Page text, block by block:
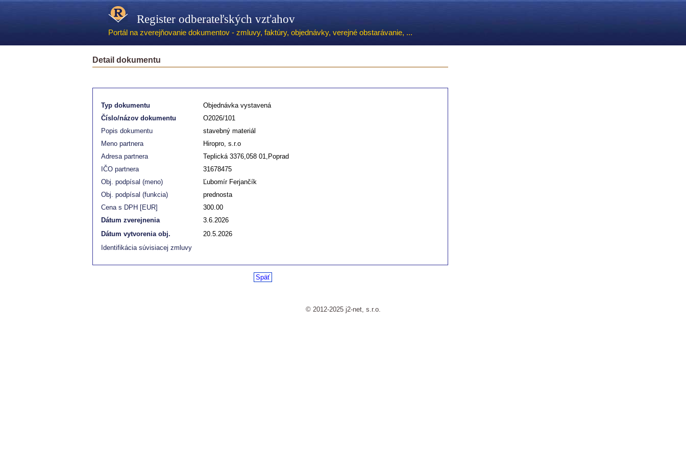
Register odberateľských vzťahov
Portál na zverejňovanie dokumentov - zmluvy, faktúry, objednávky, verejné obstarávanie, ...
Detail dokumentu
Typ dokumentu
Objednávka vystavená
Číslo/názov dokumentu
O2026/101
Popis dokumentu
stavebný materiál
Meno partnera
Hiropro, s.r.o
Adresa partnera
Teplická 3376,058 01,Poprad
IČO partnera
31678475
Obj. podpísal (meno)
Ľubomír Ferjančík
Obj. podpísal (funkcia)
prednosta
Cena s DPH [EUR]
300.00
Dátum zverejnenia
3.6.2026
Dátum vytvorenia obj.
20.5.2026
Identifikácia súvisiacej zmluvy
Späť
© 2012-2025 j2-net, s.r.o.